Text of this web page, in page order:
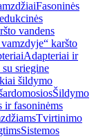
Fasoninės
vandens
karšto
Adapteriai ir
sriegine
šildymo
Šildymo
ir fasoninėms
Tvirtinimo
Sistemos